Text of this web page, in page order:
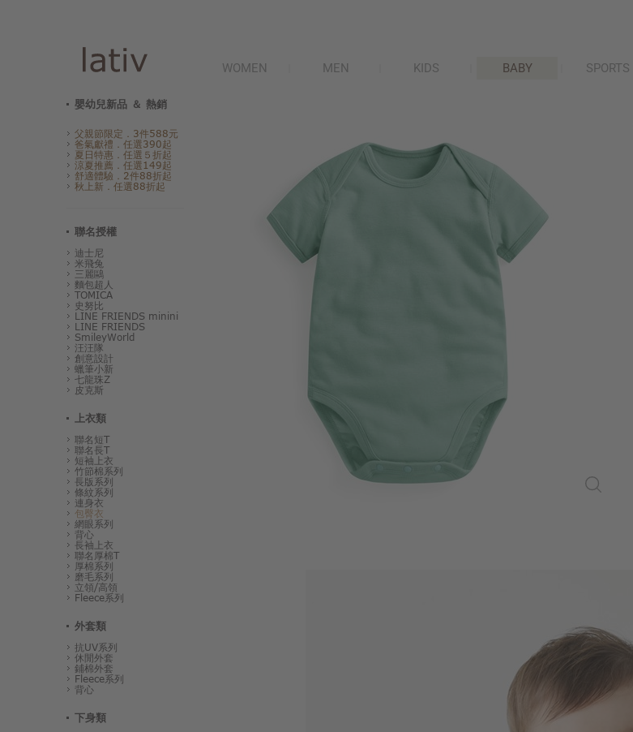
WOMEN MEN KIDS BABY SPORTS
嬰幼兒新品 ＆ 熱銷
父親節限定．3件588元
爸氣獻禮．任選390起
夏日特惠．任選５折起
涼夏推薦．任選149起
舒適體驗．2件88折起
秋上新．任選88折起
聯名授權
迪士尼
米飛兔
三麗鷗
麵包超人
TOMICA
史努比
LINE FRIENDS minini
LINE FRIENDS
SmileyWorld
汪汪隊
創意設計
蠟筆小新
七龍珠Z
皮克斯
上衣類
聯名短T
聯名長T
短袖上衣
竹節棉系列
長版系列
條紋系列
連身衣
包臀衣
網眼系列
背心
長袖上衣
聯名厚棉T
厚棉系列
磨毛系列
立領/高領
Fleece系列
外套類
抗UV系列
休閒外套
鋪棉外套
Fleece系列
背心
下身類